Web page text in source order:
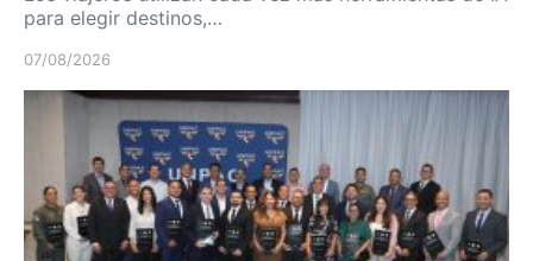
para elegir destinos,…
07/08/2026